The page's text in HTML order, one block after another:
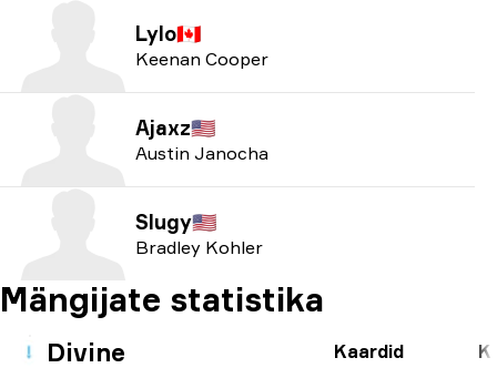
Lylo🇨🇦
Keenan Cooper
Ajaxz🇺🇸
Austin Janocha
Slugy🇺🇸
Bradley Kohler
Mängijate statistika
Divine Kaardid K